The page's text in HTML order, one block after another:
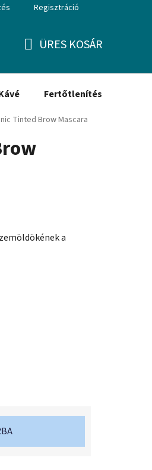
Regisztráció
ÜRES KOSÁR
Fertőtlenítés
Tinted Brow Mascara
a